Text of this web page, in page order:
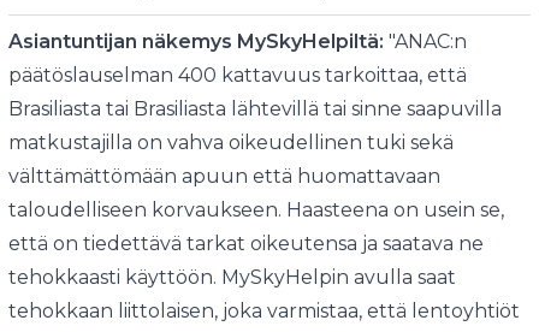
Asiantuntijan näkemys MySkyHelpiltä: "ANAC:n
päätöslauselman 400 kattavuus tarkoittaa, että
Brasiliasta tai Brasiliasta lähtevillä tai sinne saapuvilla
matkustajilla on vahva oikeudellinen tuki sekä
välttämättömään apuun että huomattavaan
taloudelliseen korvaukseen. Haasteena on usein se,
että on tiedettävä tarkat oikeutensa ja saatava ne
tehokkaasti käyttöön. MySkyHelpin avulla saat
tehokkaan liittolaisen, joka varmistaa, että lentoyhtiöt